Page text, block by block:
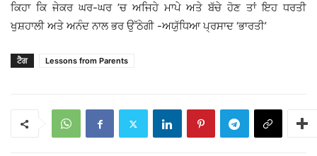
ਕਿਹਾ ਕਿ ਜੇਕਰ ਘਰ-ਘਰ ’ਚ ਅਜਿਹੇ ਮਾਪੇ ਅਤੇ ਬੱਚੇ ਹੋਣ ਤਾਂ ਇਹ ਧਰਤੀ
ਖੁਸ਼ਹਾਲੀ ਅਤੇ ਅਨੰਦ ਨਾਲ ਭਰ ਉੱਠੇਗੀ -ਅਯੁੱਧਿਆ ਪ੍ਰਸਾਦ ‘ਭਾਰਤੀ’
ਟੈਗ Lessons from Parents